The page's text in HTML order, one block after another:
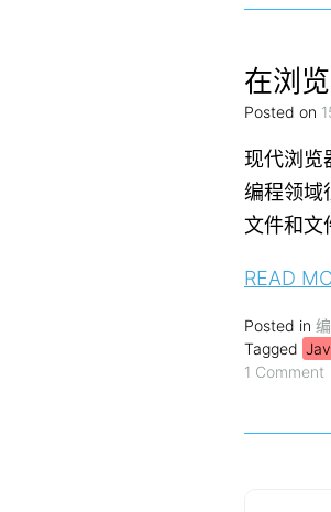
在浏
Posted on
现代浏览
编程领域
文件和文
READ
Posted in
Tagged
1 Comment